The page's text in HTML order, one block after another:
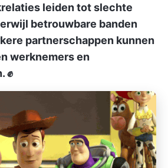
leiden tot slechte
betrouwbare banden
partnerschappen kunnen
werknemers en